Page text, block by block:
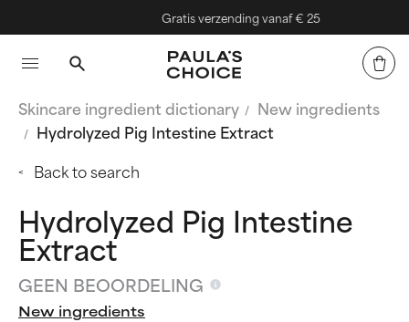
Gratis verzending vanaf € 25
Skincare ingredient dictionary
New ingredients
Hydrolyzed Pig Intestine Extract
Back to search
Hydrolyzed Pig Intestine
Extract
GEEN BEOORDELING
New ingredients